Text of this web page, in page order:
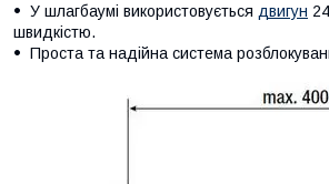
У шлагбаумі використовується двигун
швидкістю.
Проста та надійна система